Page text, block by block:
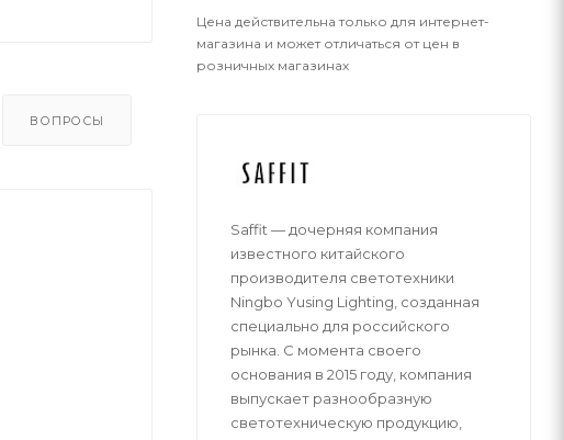
ВОПРОСЫ
Цена действительна только для интернет-
магазина и может отличаться от цен в
розничных магазинах
Saffit — дочерняя компания
известного китайского
производителя светотехники
Ningbo Yusing Lighting, созданная
специально для российского
рынка. С момента своего
основания в 2015 году, компания
выпускает разнообразную
светотехническую продукцию,